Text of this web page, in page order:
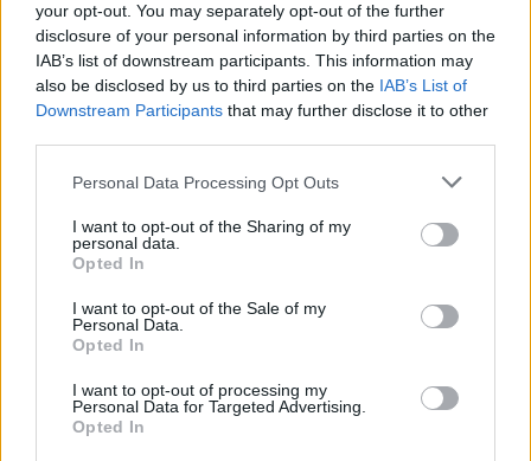
your opt-out. You may separately opt-out of the further
disclosure of your personal information by third parties on the
IAB’s list of downstream participants. This information may
also be disclosed by us to third parties on the IAB’s List of
Downstream Participants that may further disclose it to other
Personal Data Processing Opt Outs
I want to opt-out of the Sharing of my
personal data.
Opted In
I want to opt-out of the Sale of my
Personal Data.
Opted In
I want to opt-out of processing my
Personal Data for Targeted Advertising.
Opted In
ARTICLES CONNEXES PLUS DE L'AUTEUR
essentiels des
cardiologues pour
éviter le danger
Santé
attention à la pénurie de
lunettes de sécurité
révolutionnaire pour
combattre le cancer
Populaires